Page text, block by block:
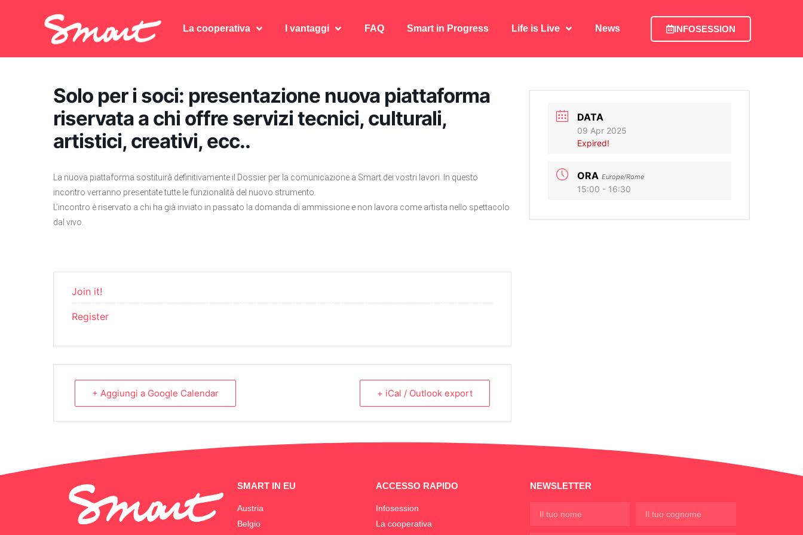
La cooperativa I vantaggi FAQ Smart in Progress Life is Live News
INFOSESSION
Solo per i soci: presentazione nuova piattaforma
riservata a chi offre servizi tecnici, culturali,
artistici, creativi, ecc..
La nuova piattaforma sostituirà definitivamente il Dossier per la comunicazione a Smart dei vostri lavori. In questo
incontro verranno presentate tutte le funzionalità del nuovo strumento.
L’incontro è riservato a chi ha già inviato in passato la domanda di ammissione e non lavora come artista nello spettacolo
dal vivo.
Join it!
Register
+ Aggiungi a Google Calendar + iCal / Outlook export
DATA
09 Apr 2025
Expired!
ORA Europe/Rome
15:00 - 16:30
SMART IN EU
Austria
Belgio
ACCESSO RAPIDO
Infosession
La cooperativa
NEWSLETTER